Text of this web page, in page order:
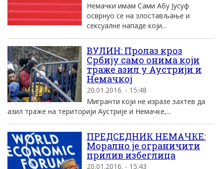
Немачки имам Сами Абу Јусуф
осврнуо се на злостављање и
сексуалне нападе који...
ВУЛИН: Пролаз кроз
Србију само онима који
траже азил у Аустрији и
Немачкој
20.01.2016. - 15:48
Мигранти који не изразе захтев да
азил траже на територији Аустрије и Немачке,...
ПРЕДСЕДНИК НЕМАЧКЕ:
Mорално jе ограничити
прилив избеглица
20.01.2016. - 15:43